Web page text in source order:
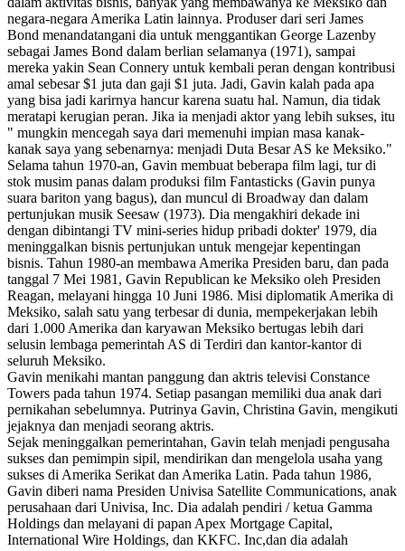
negara-negara Amerika Latin lainnya. Produser dari seri James
Bond menandatangani dia untuk menggantikan George Lazenby
sebagai James Bond dalam berlian selamanya (1971), sampai
mereka yakin Sean Connery untuk kembali peran dengan kontribusi
amal sebesar $1 juta dan gaji $1 juta. Jadi, Gavin kalah pada apa
yang bisa jadi karirnya hancur karena suatu hal. Namun, dia tidak
meratapi kerugian peran. Jika ia menjadi aktor yang lebih sukses, itu
" mungkin mencegah saya dari memenuhi impian masa kanak-
kanak saya yang sebenarnya: menjadi Duta Besar AS ke Meksiko."
Selama tahun 1970-an, Gavin membuat beberapa film lagi, tur di
stok musim panas dalam produksi film Fantasticks (Gavin punya
suara bariton yang bagus), dan muncul di Broadway dan dalam
pertunjukan musik Seesaw (1973). Dia mengakhiri dekade ini
dengan dibintangi TV mini-series hidup pribadi dokter' 1979, dia
meninggalkan bisnis pertunjukan untuk mengejar kepentingan
bisnis. Tahun 1980-an membawa Amerika Presiden baru, dan pada
tanggal 7 Mei 1981, Gavin Republican ke Meksiko oleh Presiden
Reagan, melayani hingga 10 Juni 1986. Misi diplomatik Amerika di
Meksiko, salah satu yang terbesar di dunia, mempekerjakan lebih
dari 1.000 Amerika dan karyawan Meksiko bertugas lebih dari
selusin lembaga pemerintah AS di Terdiri dan kantor-kantor di
seluruh Meksiko.
Gavin menikahi mantan panggung dan aktris televisi Constance
Towers pada tahun 1974. Setiap pasangan memiliki dua anak dari
pernikahan sebelumnya. Putrinya Gavin, Christina Gavin, mengikuti
jejaknya dan menjadi seorang aktris.
Sejak meninggalkan pemerintahan, Gavin telah menjadi pengusaha
sukses dan pemimpin sipil, mendirikan dan mengelola usaha yang
sukses di Amerika Serikat dan Amerika Latin. Pada tahun 1986,
Gavin diberi nama Presiden Univisa Satellite Communications, anak
perusahaan dari Univisa, Inc. Dia adalah pendiri / ketua Gamma
Holdings dan melayani di papan Apex Mortgage Capital,
International Wire Holdings, dan KKFC. Inc,dan dia adalah